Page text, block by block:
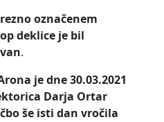
označenem
deklice je bil
.
je dne 30.03.2021
Darja Ortar
še isti dan vročila